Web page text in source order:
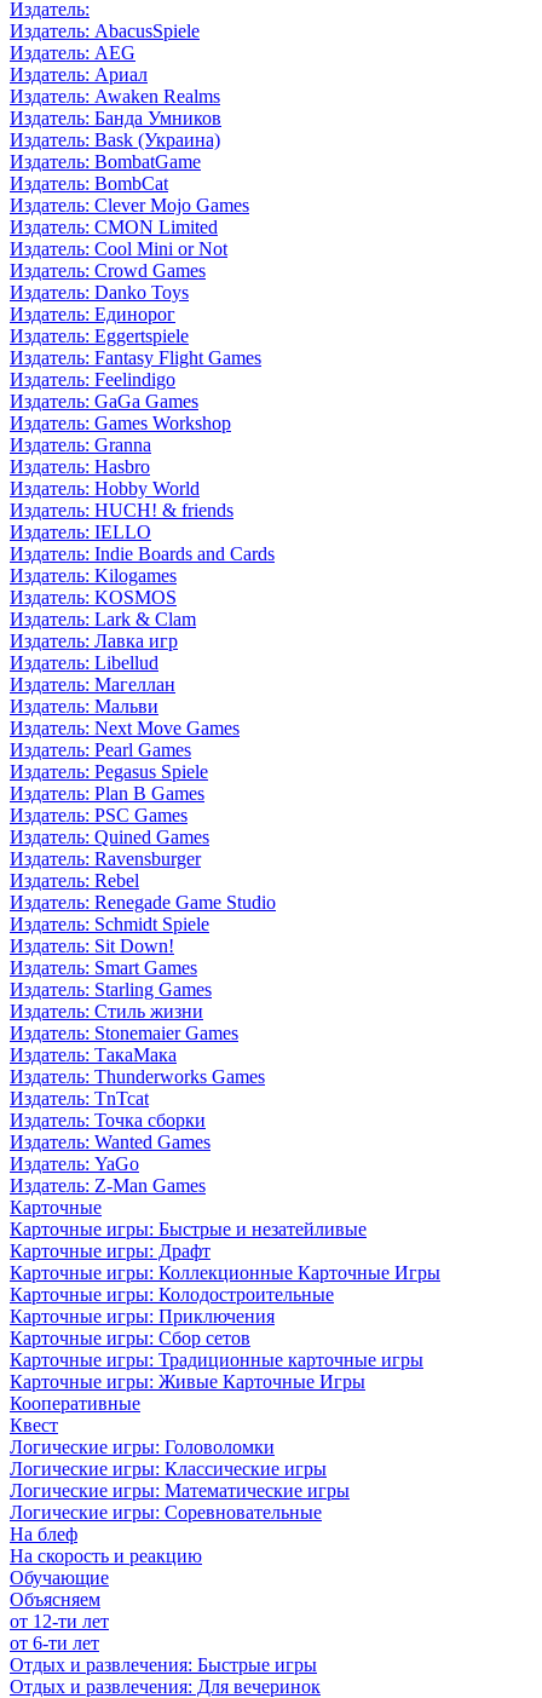
Издатель:
Издатель: AbacusSpiele
Издатель: AEG
Издатель: Ариал
Издатель: Awaken Realms
Издатель: Банда Умников
Издатель: Bask (Украина)
Издатель: BombatGame
Издатель: BombCat
Издатель: Clever Mojo Games
Издатель: CMON Limited
Издатель: Cool Mini or Not
Издатель: Crowd Games
Издатель: Danko Toys
Издатель: Единорог
Издатель: Eggertspiele
Издатель: Fantasy Flight Games
Издатель: Feelindigo
Издатель: GaGa Games
Издатель: Games Workshop
Издатель: Granna
Издатель: Hasbro
Издатель: Hobby World
Издатель: HUCH! & friends
Издатель: IELLO
Издатель: Indie Boards and Cards
Издатель: Kilogames
Издатель: KOSMOS
Издатель: Lark & Clam
Издатель: Лавка игр
Издатель: Libellud
Издатель: Магеллан
Издатель: Мальви
Издатель: Next Move Games
Издатель: Pearl Games
Издатель: Pegasus Spiele
Издатель: Plan B Games
Издатель: PSC Games
Издатель: Quined Games
Издатель: Ravensburger
Издатель: Rebel
Издатель: Renegade Game Studio
Издатель: Schmidt Spiele
Издатель: Sit Down!
Издатель: Smart Games
Издатель: Starling Games
Издатель: Стиль жизни
Издатель: Stonemaier Games
Издатель: ТакаМака
Издатель: Thunderworks Games
Издатель: TnTcat
Издатель: Точка сборки
Издатель: Wanted Games
Издатель: YaGo
Издатель: Z-Man Games
Карточные
Карточные игры: Быстрые и незатейливые
Карточные игры: Драфт
Карточные игры: Коллекционные Карточные Игры
Карточные игры: Колодостроительные
Карточные игры: Приключения
Карточные игры: Сбор сетов
Карточные игры: Традиционные карточные игры
Карточные игры: Живые Карточные Игры
Кооперативные
Квест
Логические игры: Головоломки
Логические игры: Классические игры
Логические игры: Математические игры
Логические игры: Соревновательные
На блеф
На скорость и реакцию
Обучающие
Объясняем
от 12-ти лет
от 6-ти лет
Отдых и развлечения: Быстрые игры
Отдых и развлечения: Для вечеринок